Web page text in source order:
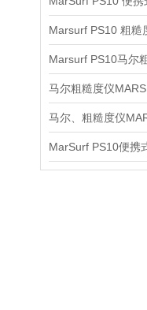
Marsurf PS10马尔
MarSurf PS10便携